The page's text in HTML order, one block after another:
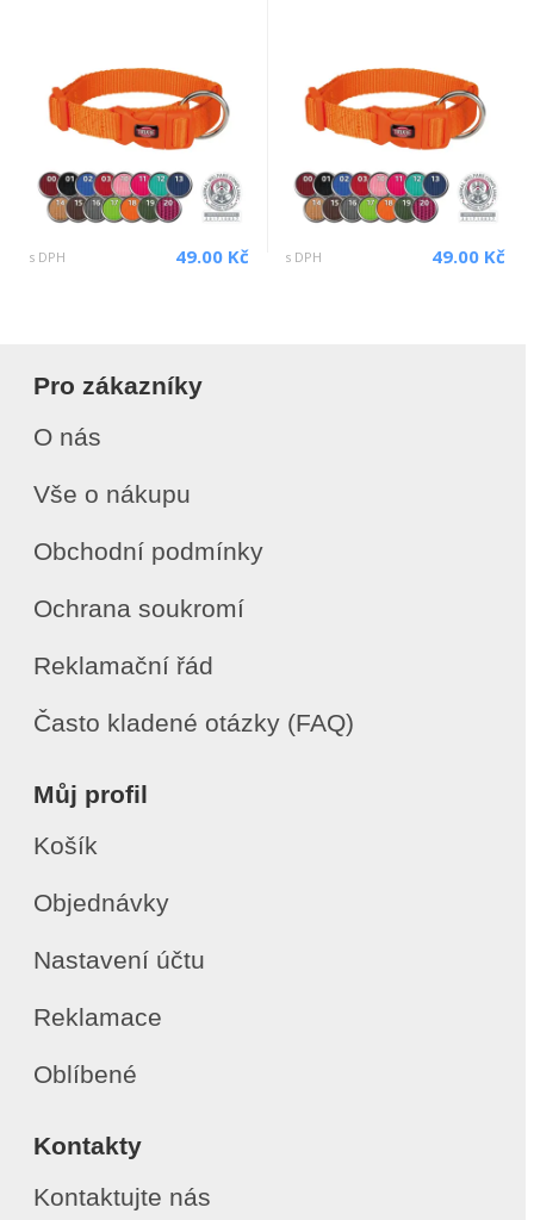
s DPH 49.00 Kč s DPH 49.00 Kč
Pro zákazníky
O nás
Vše o nákupu
Obchodní podmínky
Ochrana soukromí
Reklamační řád
Často kladené otázky (FAQ)
Můj profil
Košík
Objednávky
Nastavení účtu
Reklamace
Oblíbené
Kontakty
Kontaktujte nás